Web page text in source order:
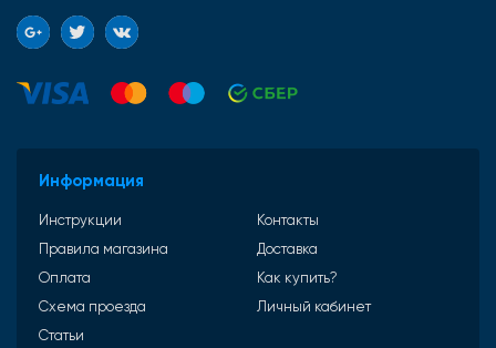
Информация
Инструкции
Контакты
Правила магазина
Доставка
Оплата
Как купить?
Схема проезда
Личный кабинет
Статьи